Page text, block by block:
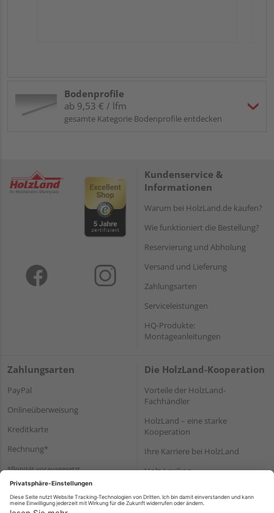
Bodenprofile
ab 9,53 € / lfm
gesamte Kategorie Bodenprofile entdecken
Kundenservice &
Informationen
Warum bei HolzLand.de kaufen?
Wie funktioniert die Bestellung?
Reservierung und Abholung
Versand und Lieferung
Zahlungsarten
Serviceleistungen
HQ-Produkte:
Montageanleitungen
Zahlungsarten
PayPal
Onlineüberweisung
Kreditkarte
Rechnung*
*Bonität vorausgesetzt
Die HolzLand-Kooperation
Vorteile der HolzLand-
Fachhändler
HolzLand – eine starke
Kooperation
Ihre Karriere bei HolzLand
Holz-Lexikon